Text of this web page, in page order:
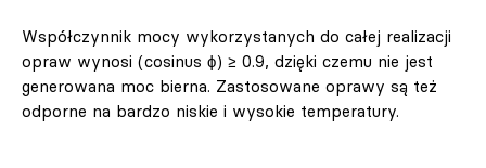
Współczynnik mocy wykorzystanych do całej realizacji
opraw wynosi (cosinus ϕ) ≥ 0.9, dzięki czemu nie jest
generowana moc bierna. Zastosowane oprawy są też
odporne na bardzo niskie i wysokie temperatury.